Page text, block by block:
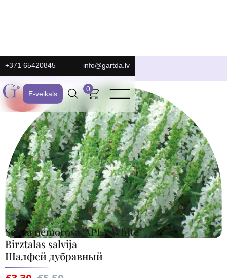
+371 65420845 info@gartda.lv
E-veikals
0
E-Veikals
ATLAIDE:
-40%
S-T
Salvia nemorosa ‘APEX White’
Birztalas salvija
Шалфей дубравный